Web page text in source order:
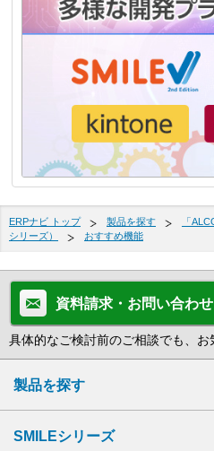
ERPナビ トップ 製品を探す
「
シリーズ）
おすすめ機能
資料請求・お問い合わせ
具体的なご検討前のご相談でも、お
製品を探す
SMILEシリーズ